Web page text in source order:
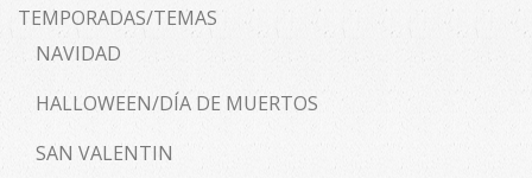
TEMPORADAS/TEMAS
NAVIDAD
HALLOWEEN/DÍA DE MUERTOS
SAN VALENTIN